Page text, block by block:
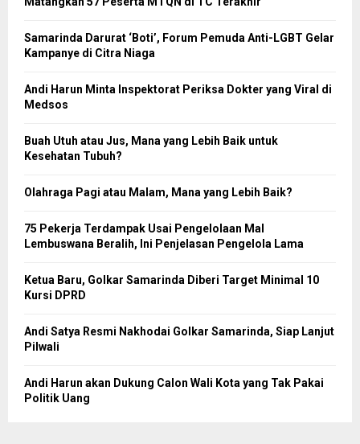
Samarinda Darurat ‘Boti’, Forum Pemuda Anti-LGBT Gelar
Kampanye di Citra Niaga
Andi Harun Minta Inspektorat Periksa Dokter yang Viral di
Medsos
Buah Utuh atau Jus, Mana yang Lebih Baik untuk
Kesehatan Tubuh?
Olahraga Pagi atau Malam, Mana yang Lebih Baik?
75 Pekerja Terdampak Usai Pengelolaan Mal
Lembuswana Beralih, Ini Penjelasan Pengelola Lama
Ketua Baru, Golkar Samarinda Diberi Target Minimal 10
Kursi DPRD
Andi Satya Resmi Nakhodai Golkar Samarinda, Siap Lanjut
Pilwali
Andi Harun akan Dukung Calon Wali Kota yang Tak Pakai
Politik Uang